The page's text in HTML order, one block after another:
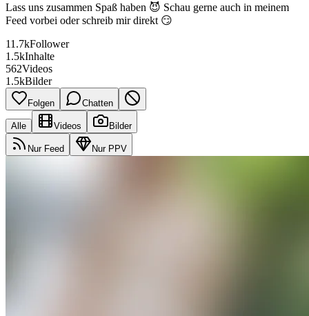
Lass uns zusammen Spaß haben 😈 Schau gerne auch in meinem
Feed vorbei oder schreib mir direkt 😏
11.7kFollower
1.5kInhalte
562Videos
1.5kBilder
Folgen Chatten
Alle Videos Bilder
Nur Feed Nur PPV